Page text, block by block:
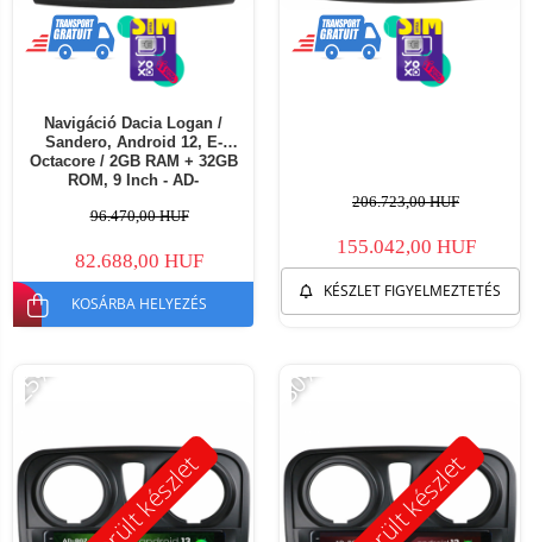
Navigáció Dacia Logan /
Sandero, Android 12, E-
Octacore / 2GB RAM + 32GB
ROM, 9 Inch - AD-
96.470,00 HUF
82.688,00 HUF
KOSÁRBA HELYEZÉS
206.723,00 HUF
155.042,00 HUF
KÉSZLET FIGYELMEZTETÉS
-25% -30%